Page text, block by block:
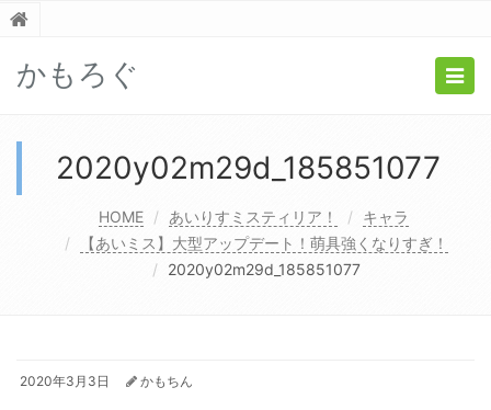
かもろぐ
2020y02m29d_185851077
HOME あいりすミスティリア！
キャラ
【あいミス】大型アップデート！萌具強くなりすぎ！
2020y02m29d_185851077
2020年3月3日 かもちん